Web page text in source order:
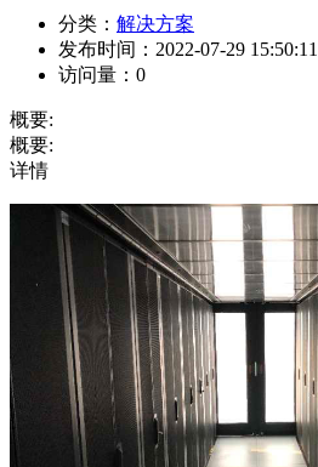
分类： 解决方案
发布时间： 2022-07-29 15:50:11
访问量： 0
概要:
概要:
详情